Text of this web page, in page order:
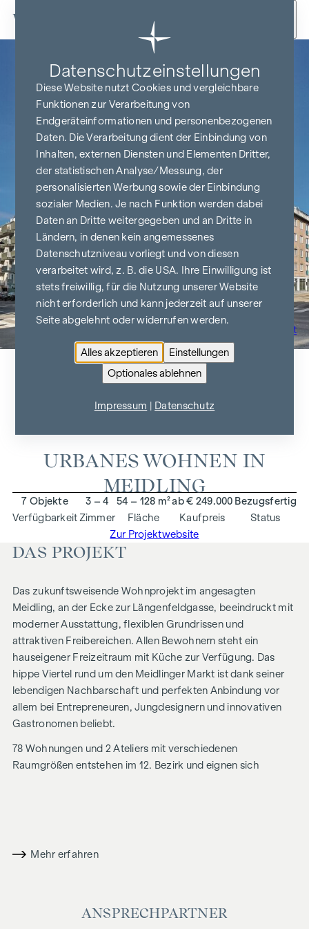
Zum Inhalt springen
Zur Projektübersicht
ARNDTSTRASSE 50
URBANES WOHNEN IN
MEIDLING
Verfügbarkeit
7 Objekte
Zimmer
3 – 4
Fläche
54 – 128 m²
Kaufpreis
ab € 249.000
Status
Bezugsfertig
Zur Projektwebsite
DAS PROJEKT
Das zukunftsweisende Wohnprojekt im angesagten
Meidling, an der Ecke zur Längenfeldgasse, beeindruckt mit
moderner Ausstattung, flexiblen Grundrissen und
attraktiven Freibereichen. Allen Bewohnern steht ein
hauseigener Freizeitraum mit Küche zur Verfügung. Das
hippe Viertel rund um den Meidlinger Markt ist dank seiner
lebendigen Nachbarschaft und perfekten Anbindung vor
allem bei Entrepreneuren, Jungdesignern und innovativen
Gastronomen beliebt.
78 Wohnungen und 2 Ateliers mit verschiedenen
Raumgrößen entstehen im 12. Bezirk und eignen sich
Zimmern und Größen von ca. 40 bis 68 qm. Die Wohnungen
bilden attraktive Dachgeschosswohnungen, verteilt auf 2
Mehr erfahren
ANSPRECHPARTNER
Datenschutz­einstellungen
Diese Website nutzt Cookies und vergleichbare
Funktionen zur Verarbeitung von
Endgeräteinformationen und personenbezogenen
Daten. Die Verarbeitung dient der Einbindung von
Inhalten, externen Diensten und Elementen Dritter,
der statistischen Analyse/Messung, der
personalisierten Werbung sowie der Einbindung
sozialer Medien. Je nach Funktion werden dabei
Daten an Dritte weitergegeben und an Dritte in
Ländern, in denen kein angemessenes
Datenschutzniveau vorliegt und von diesen
verarbeitet wird, z. B. die USA. Ihre Einwilligung ist
stets freiwillig, für die Nutzung unserer Website
nicht erforderlich und kann jederzeit auf unserer
Seite abgelehnt oder widerrufen werden.
Alles akzeptieren
Einstellungen
Optionales ablehnen
Impressum Datenschutz